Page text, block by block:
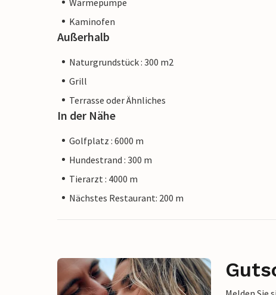
Kaminofen
Außerhalb
Naturgrundstück : 300 m2
Grill
Terrasse oder Ähnliches
In der Nähe
Golfplatz : 6000 m
Hundestrand : 300 m
Tierarzt : 4000 m
Nächstes Restaurant: 200 m